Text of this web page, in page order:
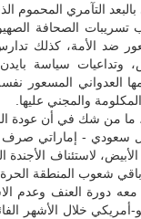
التآمري المحموم
الصحافة
ضد الأمة، كذلك
وتداعيات سياسة
العدواني المسعور
المكلومة والمجني عليها.
ما من شك في أن عودة
سعودي - إماراتي صرف
الأبيض، لاستئناف
شعوب المنطقة
معه دورة العنف وعدم
أمريكي خلال الأشهر